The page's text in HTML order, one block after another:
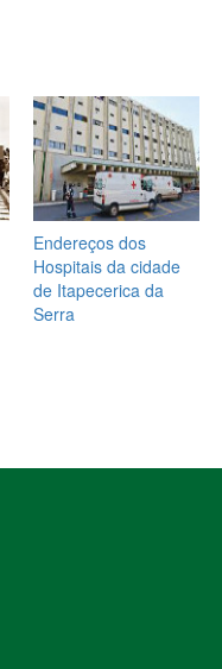
Endereços dos
Hospitais da cidade
de Itapecerica da
Serra